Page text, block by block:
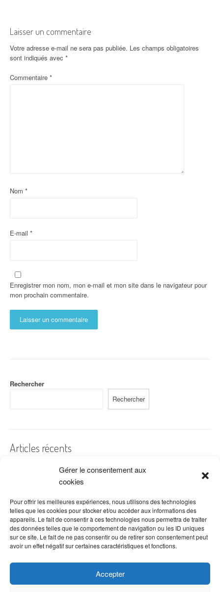
Gérer le consentement aux
cookies
Pour offrir les meilleures expériences, nous utilisons des technologies
telles que les cookies pour stocker et/ou accéder aux informations des
appareils. Le fait de consentir à ces technologies nous permettra de traiter
des données telles que le comportement de navigation ou les ID uniques
sur ce site. Le fait de ne pas consentir ou de retirer son consentement peut
avoir un effet négatif sur certaines caractéristiques et fonctions.
Accepter
Laisser un commentaire
Votre adresse e-mail ne sera pas publiée. Les champs obligatoires
sont indiqués avec *
Commentaire *
Nom *
E-mail *
Enregistrer mon nom, mon e-mail et mon site dans le navigateur pour
mon prochain commentaire.
Rechercher
Rechercher
Articles récents
A quelles dates de l’année offre-t-on des fleurs ?
Les fleurs préférées des Français
Combien de fois arroser un cactus ?
Quelles fleurs offrir pour la fête des mères ?
Idées de décoration avec fleurs séchées